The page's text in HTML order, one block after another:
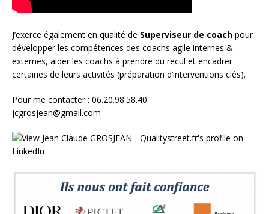
J’exerce également en qualité de Superviseur de coach pour
développer les compétences des coachs agile internes &
externes, aider les coachs à prendre du recul et encadrer
certaines de leurs activités (préparation d’interventions clés).
Pour me contacter : 06.20.98.58.40
jcgrosjean@gmail.com